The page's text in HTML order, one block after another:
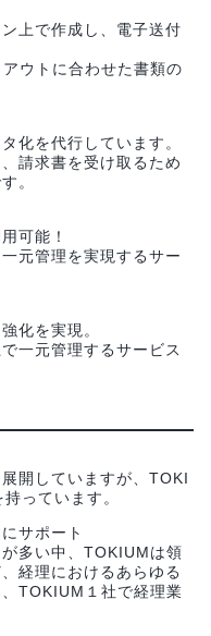
上で作成し、電子送付
ウトに合わせた書類の
化を代行しています。
請求書を受け取るため
。
可能！
元管理を実現するサー
化を実現。
一元管理するサービス
開していますが、TOKI
っています。
サポート
多い中、TOKIUMは領
経理におけるあらゆる
TOKIUM１社で経理業